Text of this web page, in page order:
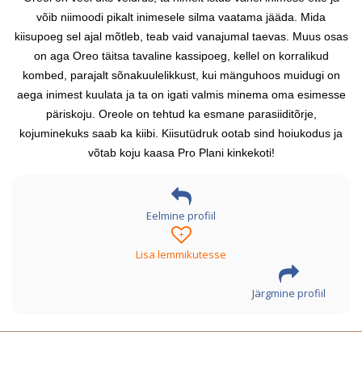
võib niimoodi pikalt inimesele silma vaatama jääda. Mida
kiisupoeg sel ajal mõtleb, teab vaid vanajumal taevas. Muus osas
on aga Oreo täitsa tavaline kassipoeg, kellel on korralikud
kombed, parajalt sõnakuulelikkust, kui mänguhoos muidugi on
aega inimest kuulata ja ta on igati valmis minema oma esimesse
päriskoju. Oreole on tehtud ka esmane parasiiditõrje,
kojuminekuks saab ka kiibi. Kiisutüdruk ootab sind hoiukodus ja
võtab koju kaasa Pro Plani kinkekoti!
Eelmine profiil
+
Lisa lemmikutesse
Järgmine profiil